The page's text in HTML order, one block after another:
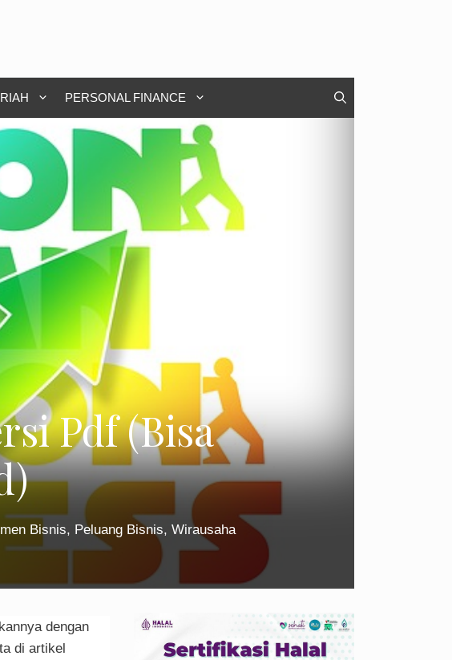
PERSONAL FINANCE
Pdf (Bisa
Bisnis, Peluang Bisnis, Wirausaha
dengan
di artikel